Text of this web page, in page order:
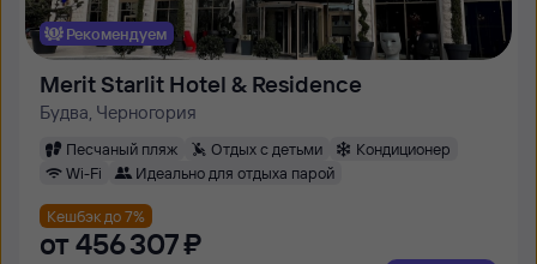
Рекомендуем
Merit Starlit Hotel & Residence
Будва, Черногория
Песчаный пляж Отдых с детьми
Кондиционер
Wi-Fi
Идеально для отдыха парой
Кешбэк до 7%
от 456 ⁠307 ⁠₽